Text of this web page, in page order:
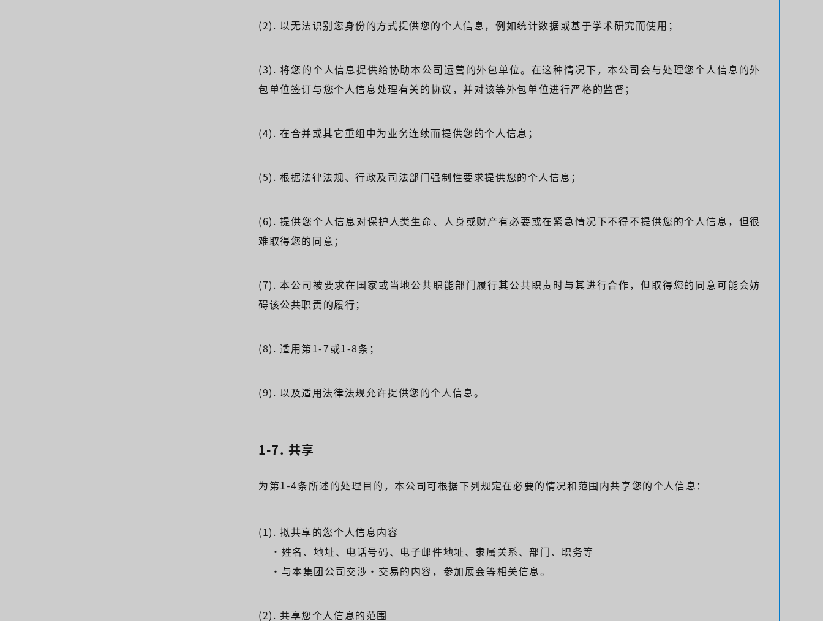
(2). 以无法识别您身份的方式提供您的个人信息，例如统计数据或基于学术研究而使用；
(3). 将您的个人信息提供给协助本公司运营的外包单位。在这种情况下，本公司会与处理您个人信息的外
包单位签订与您个人信息处理有关的协议，并对该等外包单位进行严格的监督；
(4). 在合并或其它重组中为业务连续而提供您的个人信息；
(5). 根据法律法规、行政及司法部门强制性要求提供您的个人信息；
(6). 提供您个人信息对保护人类生命、人身或财产有必要或在紧急情况下不得不提供您的个人信息，但很
难取得您的同意；
(7). 本公司被要求在国家或当地公共职能部门履行其公共职责时与其进行合作，但取得您的同意可能会妨
碍该公共职责的履行；
(8). 适用第1-7或1-8条；
(9). 以及适用法律法规允许提供您的个人信息。
1-7. 共享
为第1-4条所述的处理目的，本公司可根据下列规定在必要的情况和范围内共享您的个人信息：
(1). 拟共享的您个人信息内容
・姓名、地址、电话号码、电子邮件地址、隶属关系、部门、职务等
・与本集团公司交涉·交易的内容，参加展会等相关信息。
(2). 共享您个人信息的范围